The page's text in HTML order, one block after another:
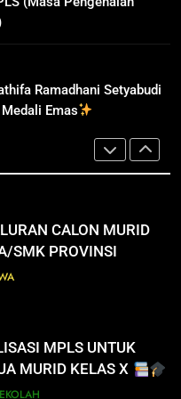
RIAU 2026
MPLS UNTUK
MURID KELAS X
Lingkungan Sekolah)
Setyabudi atas
Medali Emas
Ramadhani Setyabudi
Emas
SPMB 2026 KEPRI
CALON MURID
SMK PROVINSI
RIAU 2026
MPLS UNTUK
MURID KELAS X
MPLS (Masa
Lingkungan Sekolah)